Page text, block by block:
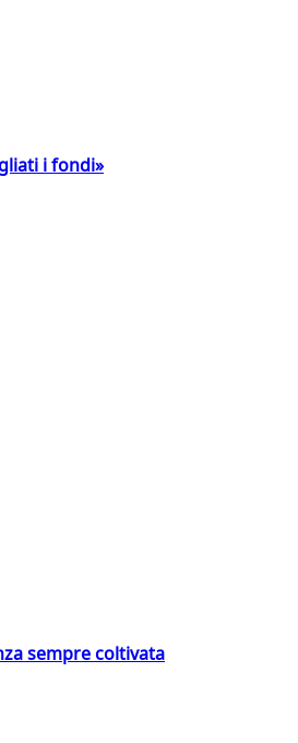
i fondi»
sempre coltivata